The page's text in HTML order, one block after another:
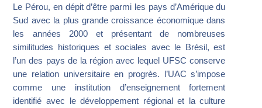
Le Pérou, en dépit d’être parmi les pays d’Amérique du
Sud avec la plus grande croissance économique dans
les années 2000 et présentant de nombreuses
similitudes historiques et sociales avec le Brésil, est
l’un des pays de la région avec lequel UFSC conserve
une relation universitaire en progrès. l’UAC s’impose
comme une institution d’enseignement fortement
identifié avec le développement régional et la culture